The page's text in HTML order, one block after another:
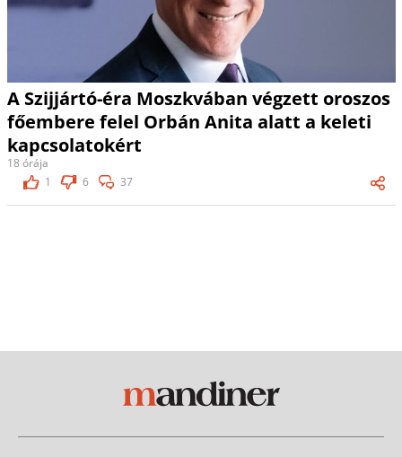
A Szijjártó-éra Moszkvában végzett oroszos
főembere felel Orbán Anita alatt a keleti
kapcsolatokért
18 órája
1
6 37